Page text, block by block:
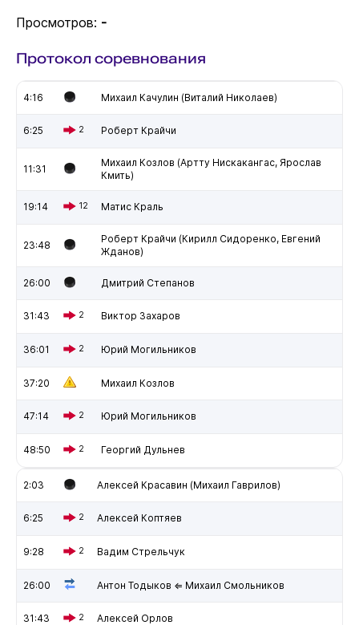
Просмотров: -
Протокол соревнования
4:16 Михаил Качулин (Виталий Николаев)
6:25 2 Роберт Крайчи
11:31
Михаил Козлов (Артту Нискакангас, Ярослав
Кмить)
19:14 12 Матис Краль
23:48
Роберт Крайчи (Кирилл Сидоренко, Евгений
Жданов)
26:00 Дмитрий Степанов
31:43 2 Виктор Захаров
36:01 2 Юрий Могильников
37:20 Михаил Козлов
47:14 2 Юрий Могильников
48:50 2 Георгий Дульнев
2:03 Алексей Красавин (Михаил Гаврилов)
6:25 2 Алексей Коптяев
9:28 2 Вадим Стрельчук
26:00 Антон Тодыков ⇐ Михаил Смольников
31:43 2 Алексей Орлов